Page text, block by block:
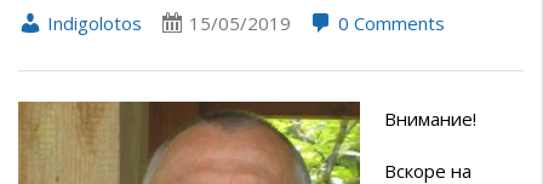
Indigolotos 15/05/2019 0 Comments
Внимание!
Вскоре на